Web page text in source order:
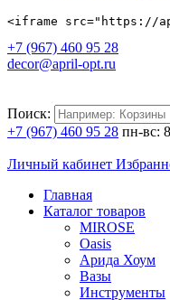
<iframe src="https://
+7 (967) 460 95 28
decor@april-opt.ru
Поиск:
+7 (967) 460 95 28 пн-вс:
Личный кабинет
Главная
Каталог товаров
MIROSE
Oasis
Арида Хоум
Вазы
Инструменты